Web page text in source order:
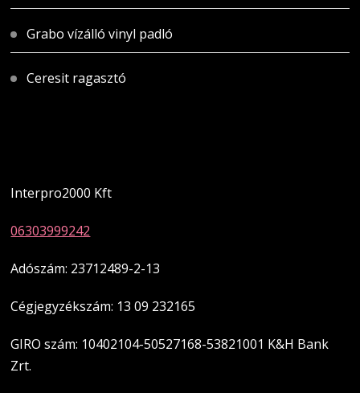
Grabo vízálló vinyl padló
Ceresit ragasztó
Interpro2000 Kft
06303999242
Adószám: 23712489-2-13
Cégjegyzékszám: 13 09 232165
GIRO szám: 10402104-50527168-53821001 K&H Bank
Zrt.